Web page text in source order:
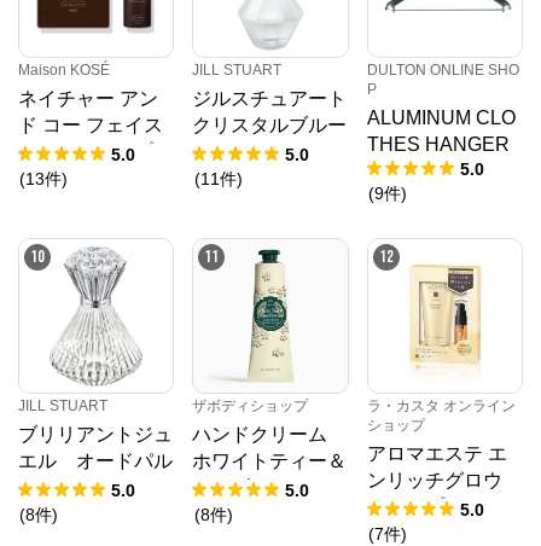
Maison KOSÉ
ネイチャー アン
ド コー フェイス
＆ハンドソープ
＜2L つめかえ用
き）
5.0
(13件)
JILL STUART
ジルスチュアート
クリスタルブルー
ム スノー オード
パルファン
5.0
(11件)
DULTON ONLINE SHO
P
ALUMINUM CLO
THES HANGER
5.0
(9件)
10
JILL STUART
ブリリアントジュ
エル オードパル
ファン
5.0
(8件)
11
ザボディショップ
ハンドクリーム
ホワイトティー＆
エルダーフラワー
5.0
(8件)
12
ラ・カスタ オンライン
ショップ
アロマエステ エ
ンリッチグロウ
ディープマスク
デビューセット
5.0
(7件)